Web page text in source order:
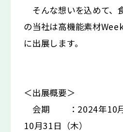
そんな想いを込めて、
の当社は高機能素材
に出展します。
＜出展概要＞
会期 ：2024年10月
10月31日（木）